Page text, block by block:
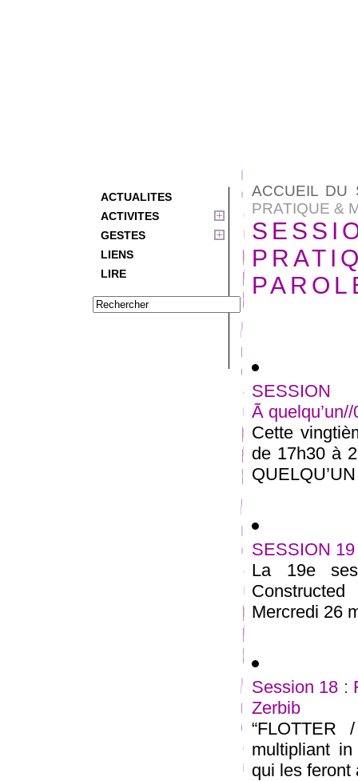
ACTUALITES
ACTIVITES
GESTES
LIENS
LIRE
ACCUEIL DU
PRATIQUE &
Ã
Cette
de 17h30 à
SESSION
La 19e
Mercredi 26
Session 18 :
Zerbib
“FLOTTER
multipliant
qui les feront